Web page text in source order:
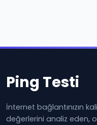
Ping Testi
İnternet bağlantınızın
değerlerini analiz eden,